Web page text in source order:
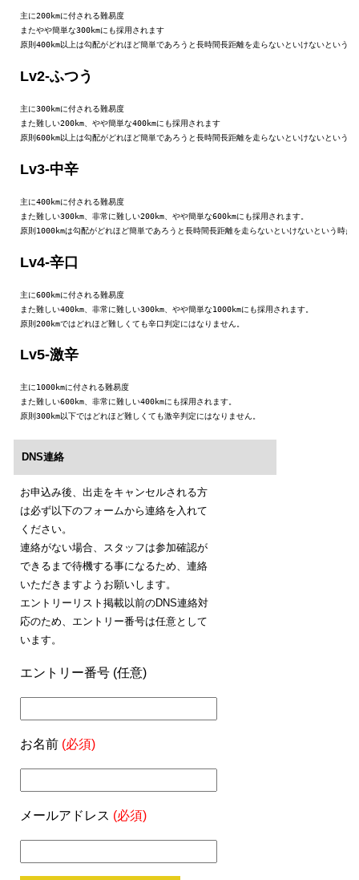
主に200kmに付される難易度
またやや簡単な300kmにも採用されます
原則400km以上は勾配がどれほど簡単であろうと長時間長距離を走らないといけないという
Lv2-ふつう
主に300kmに付される難易度
また難しい200km、やや簡単な400kmにも採用されます
原則600km以上は勾配がどれほど簡単であろうと長時間長距離を走らないといけないという
Lv3-中辛
主に400kmに付される難易度
また難しい300km、非常に難しい200km、やや簡単な600kmにも採用されます。
原則1000kmは勾配がどれほど簡単であろうと長時間長距離を走らないといけないという時点
Lv4-辛口
主に600kmに付される難易度
また難しい400km、非常に難しい300km、やや簡単な1000kmにも採用されます。
原則200kmではどれほど難しくても辛口判定にはなりません。
Lv5-激辛
主に1000kmに付される難易度
また難しい600km、非常に難しい400kmにも採用されます。
原則300km以下ではどれほど難しくても激辛判定にはなりません。
DNS連絡
お申込み後、出走をキャンセルされる方
は必ず以下のフォームから連絡を入れて
ください。
連絡がない場合、スタッフは参加確認が
できるまで待機する事になるため、連絡
いただきますようお願いします。
エントリーリスト掲載以前のDNS連絡対
応のため、エントリー番号は任意として
います。
エントリー番号 (任意)
お名前 (必須)
メールアドレス (必須)